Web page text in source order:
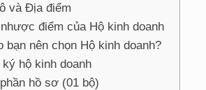
và Địa điểm
điểm của Hộ kinh doanh
bạn nên chọn Hộ kinh doanh?
hộ kinh doanh
hồ sơ (01 bộ)